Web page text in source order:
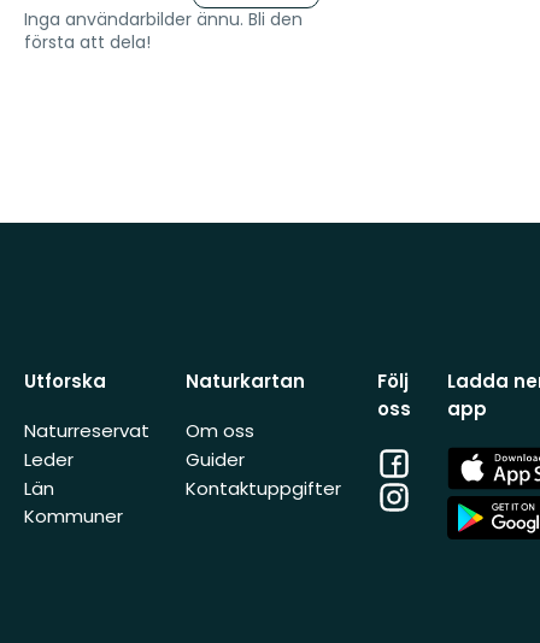
Inga användarbilder ännu. Bli den
första att dela!
Utforska
Naturreservat
Leder
Län
Kommuner
Naturkartan
Om oss
Guider
Kontaktuppgifter
Följ
oss
Facebook
Instagram
Ladda
app
App
Store
App
Store